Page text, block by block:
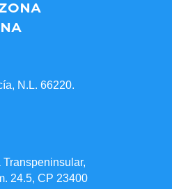
N.L. 66220.
24.5, CP 23400